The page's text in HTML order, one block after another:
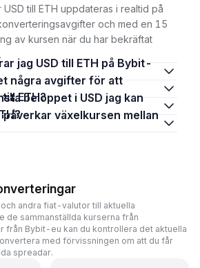
till ETH uppdateras i realtid på
och med en 15
av kursen när du har bekräftat
ETH?
andra fiat-valutor till aktuella
de sammanställda kurserna från
från Bybit-eu kan du kontrollera det aktuella
med förvissningen om att du får
spreadar.